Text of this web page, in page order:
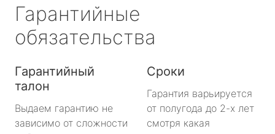
Гарантийные
обязательства
Гарантийный
талон
Выдаем гарантию не
зависимо от сложности
Сроки
Гарантия варьируется
от полугода до 2-х лет
смотря какая